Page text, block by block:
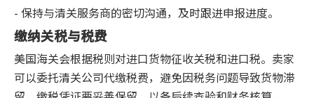
- 保持与清关服务商的密切沟通，及时跟进申报进度。
缴纳关税与税费
美国海关会根据税则对进口货物征收关税和进口税。卖家
可以委托清关公司代缴税费，避免因税务问题导致货物滞